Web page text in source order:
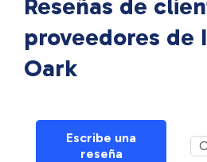
Reseñas de
proveedores de
Oark
Escribe una
reseña